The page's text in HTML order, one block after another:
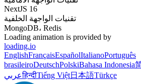
NextJS 16
تقنيات الواجهة الخلفية
MongoDB، Redis
Loading animation is provided by
loading.io
EnglishFrançaisEspañolItalianoPortuguês
brasileiroDeutschPolskiBahasa Indonesia
عربيहिन्दीTiếng Việt日本語Türkçe